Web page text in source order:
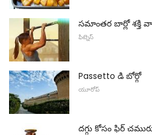
సమాంతర బార్లో
ఫిట్నెస్
Passetto డి బోర్గో
యూరోప్
దగ్గు కోసం ఫిర్